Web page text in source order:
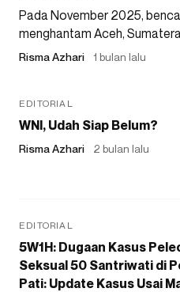
Pada November 2025,
menghantam Aceh,
Risma Azhari 1 bulan lalu
EDITORIAL
WNI, Udah Siap Belum?
Risma Azhari 2 bulan lalu
EDITORIAL
5W1H: Dugaan Kasus
Seksual 50 Santriwati di
Pati: Update Kasus Usai